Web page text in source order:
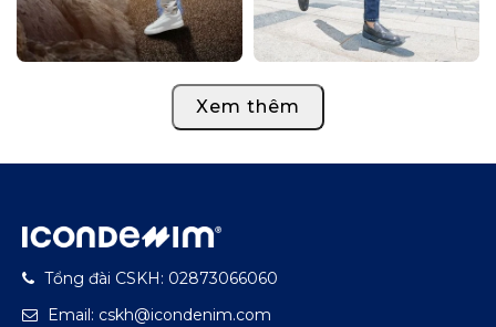
Xem thêm
Tổng đài CSKH: 02873066060
Email: cskh@icondenim.com